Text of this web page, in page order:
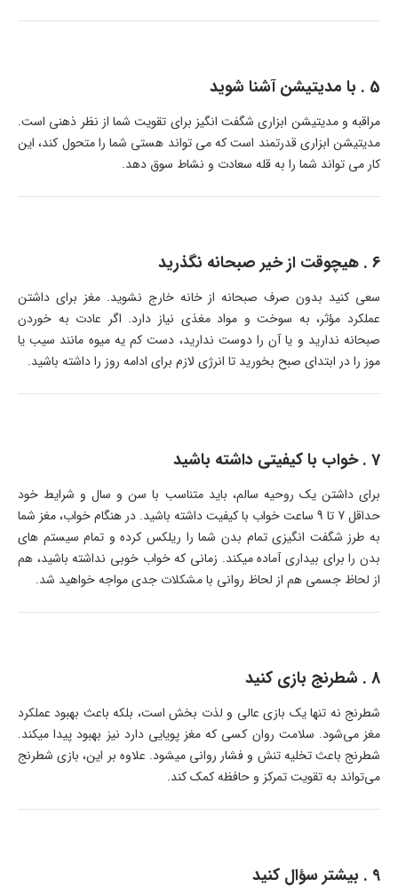
5 . با مدیتیشن آشنا شوید
مراقبه و مدیتیشن ابزاری شگفت انگیز برای تقویت شما از نظر ذهنی است.
مدیتیشن ابزاری قدرتمند است که می تواند هستی شما را متحول کند، این
کار می تواند شما را به قله سعادت و نشاط سوق دهد.
6 . هیچوقت از خیر صبحانه نگذرید
سعی کنید بدون صرف صبحانه از خانه خارج نشوید. مغز برای داشتن
عملکرد مؤثر، به سوخت و مواد مغذی نیاز دارد. اگر عادت به خوردن
صبحانه ندارید و یا آن را دوست ندارید، دست کم یه میوه مانند سیب یا
موز را در ابتدای صبح بخورید تا انرژی لازم برای ادامه روز را داشته باشید.
7 . خواب با کیفیتی داشته باشید
برای داشتن یک روحیه سالم، باید متناسب با سن و سال و شرایط خود
حداقل 7 تا 9 ساعت خواب با کیفیت داشته باشید. در هنگام خواب، مغز شما
به طرز شگفت انگیزی تمام بدن شما را ریلکس کرده و تمام سیستم های
بدن را برای بیداری آماده میکند. زمانی که خواب خوبی نداشته باشید، هم
از لحاظ جسمی هم از لحاظ روانی با مشکلات جدی مواجه خواهید شد.
8 . شطرنج بازی کنید
شطرنج نه تنها یک بازی عالی و لذت بخش است، بلکه باعث بهبود عملکرد
مغز می‌شود. سلامت روان کسی که مغز پویایی دارد نیز بهبود پیدا میکند.
شطرنج باعث تخلیه تنش و فشار روانی میشود. علاوه بر این، بازی شطرنج
می‌تواند به تقویت تمرکز و حافظه کمک کند.
9 . بیشتر سؤال کنید